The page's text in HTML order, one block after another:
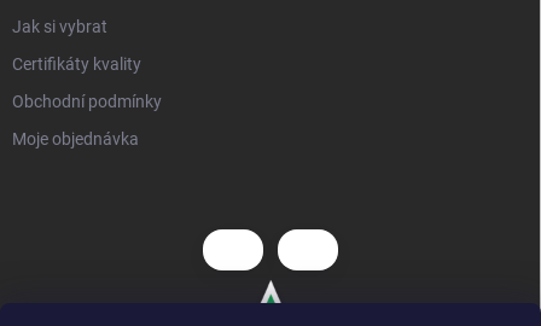
Jak si vybrat
Certifikáty kvality
Obchodní podmínky
Moje objednávka